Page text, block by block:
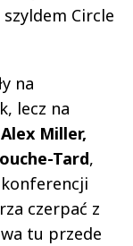
Circle
na
lecz na
Alex Miller,
Tard,
czerpać z
tu przede